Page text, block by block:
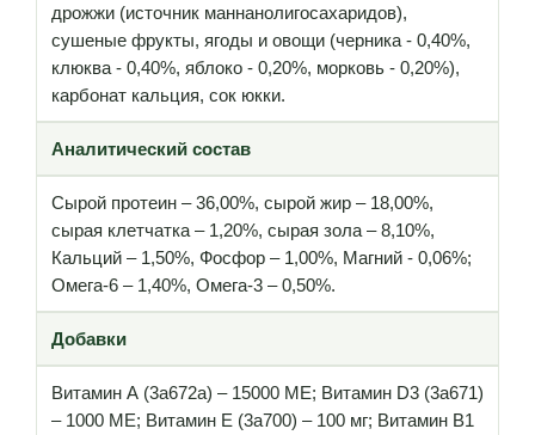
дрожжи (источник маннанолигосахаридов),
сушеные фрукты, ягоды и овощи (черника - 0,40%,
клюква - 0,40%, яблоко - 0,20%, морковь - 0,20%),
карбонат кальция, сок юкки.
Аналитический состав
Сырой протеин – 36,00%, сырой жир – 18,00%,
сырая клетчатка – 1,20%, сырая зола – 8,10%,
Кальций – 1,50%, Фосфор – 1,00%, Магний - 0,06%;
Омега-6 – 1,40%, Омега-3 – 0,50%.
Добавки
Витамин А (3a672a) – 15000 МЕ; Витамин D3 (3a671)
– 1000 МЕ; Витамин Е (3а700) – 100 мг; Витамин B1